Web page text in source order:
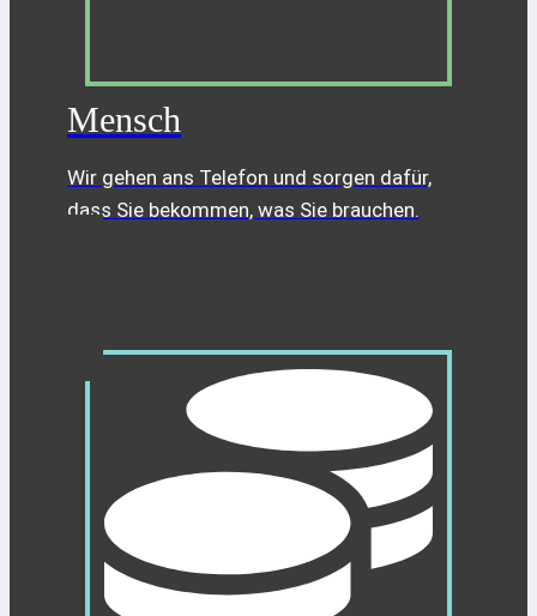
Mensch
Wir gehen ans Telefon und sorgen dafür,
dass Sie bekommen, was Sie brauchen.